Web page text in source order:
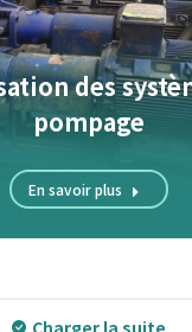
des
pompage
En savoir plus
Charger la suite